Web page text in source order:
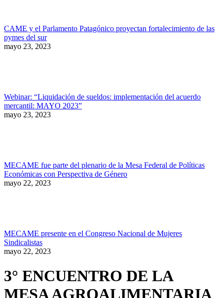
CAME y el Parlamento Patagónico proyectan fortalecimiento de las
pymes del sur
mayo 23, 2023
Webinar: “Liquidación de sueldos: implementación del acuerdo
mercantil: MAYO 2023”
mayo 23, 2023
MECAME fue parte del plenario de la Mesa Federal de Políticas
Económicas con Perspectiva de Género
mayo 22, 2023
MECAME presente en el Congreso Nacional de Mujeres
Sindicalistas
mayo 22, 2023
3° ENCUENTRO DE LA
MESA AGROALIMENTARIA